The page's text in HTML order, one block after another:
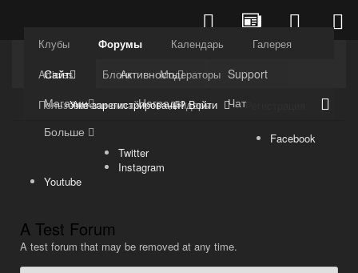
Kuli4kam.net Дружный форум
Сайт
Клубы Форумы Календарь
Галерея
Articles
Блоги
Модераторы
Пользователи онлайн
Лидеры
Активность
Support
Магазин
Награды
Чат
Больше
Уже зарегистрированы? Войти Регистрация
Facebook
Twitter
Instagram
Youtube
A Test Forum
A test forum that may be removed at any time.